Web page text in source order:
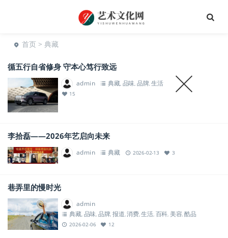
首页 > 典藏
循五行自省修身 守本心笃行致远
admin 典藏, 品味, 品牌, 生活
2026-07-17
15
李拾磊——2026年艺启向未来
admin 典藏 2026-02-13 3
巷弄里的慢时光
admin
典藏, 品味 品牌, 报道 ,消费,生活 百科 美容 ,酷品
2026-02-06 12